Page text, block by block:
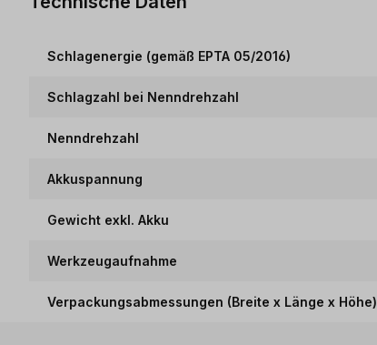
Schlagenergie (gemäß EPTA 05/2016)
Schlagzahl bei Nenndrehzahl
Nenndrehzahl
Akkuspannung
Gewicht exkl. Akku
Werkzeugaufnahme
Verpackungsabmessungen (Breite x Länge x Höhe)